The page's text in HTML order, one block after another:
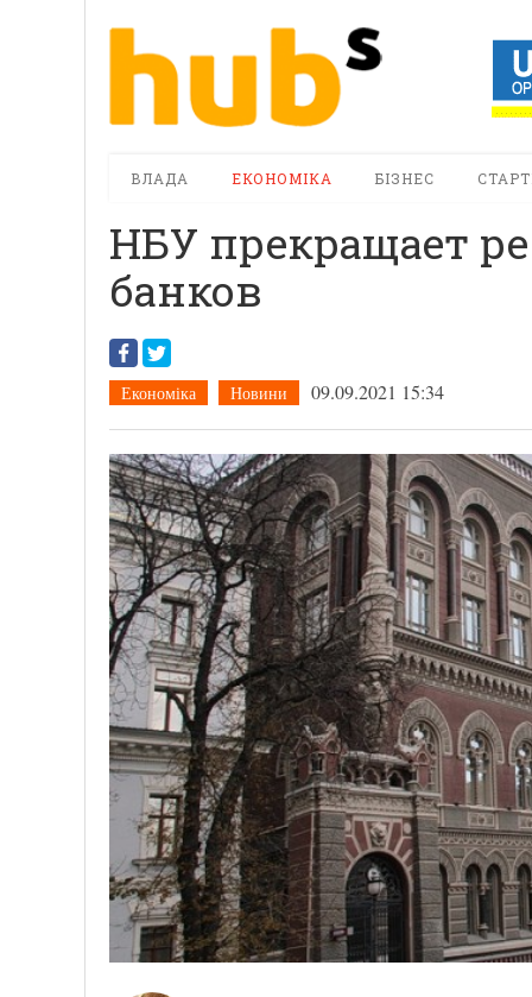
ВЛАДА ЕКОНОМІКА БІЗНЕС
НБУ прекращает
банков
Економіка Новини 09.09.2021 15:34